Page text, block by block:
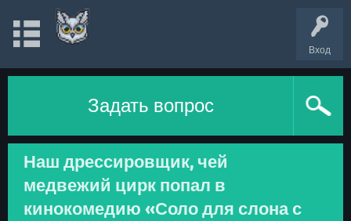
Вход
Задать вопрос
Наш дрессировщик, чей
медвежий цирк попал в
кинокомедию «Соло для слона с